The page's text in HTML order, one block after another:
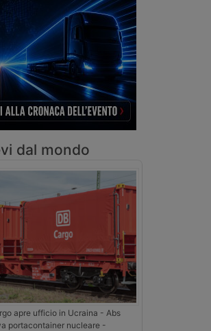
dal mondo
apre ufficio in Ucraina - Abs
portacontainer nucleare -